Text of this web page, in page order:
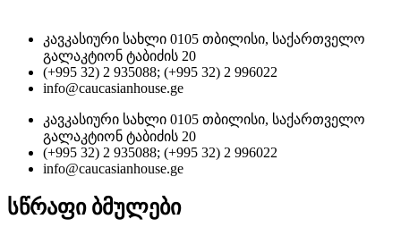
კავკასიური სახლი 0105 თბილისი, საქართველო
გალაკტიონ ტაბიძის 20
(+995 32) 2 935088; (+995 32) 2 996022
info@caucasianhouse.ge
კავკასიური სახლი 0105 თბილისი, საქართველო
გალაკტიონ ტაბიძის 20
(+995 32) 2 935088; (+995 32) 2 996022
info@caucasianhouse.ge
სწრაფი ბმულები